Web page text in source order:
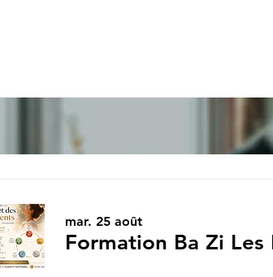
mar. 25 août
Formation Ba Zi Les